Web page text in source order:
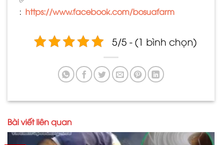
: https://www.facebook.com/bosuafarm
5/5 - (1 bình chọn)
Bài viết liên quan